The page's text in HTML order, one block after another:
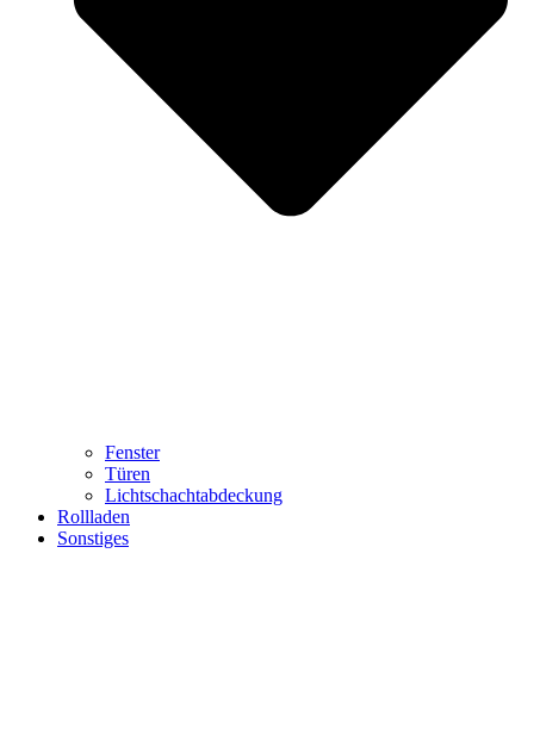
Fenster
Türen
Lichtschachtabdeckung
Rollladen
Sonstiges